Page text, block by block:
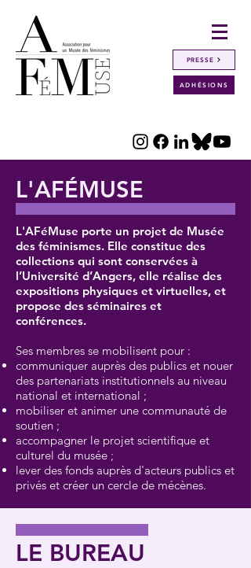
PRESSE
ADHÉSIONS
L'AFÉMUSE
L'AFéMuse porte un projet de Musée
des féminismes. Elle constitue des
collections qui sont conservées à
l’Université d’Angers, elle réalise des
expositions physiques et virtuelles, et
propose des séminaires et
conférences.
Ses membres se mobilisent pour :
communiquer auprès des publics et nouer
des partenariats institutionnels au niveau
national et international ;
mobiliser et animer une communauté de
soutien ;
accompagner le projet scientifique et
culturel du musée ;
lever des fonds auprès d'acteurs publics et
privés et créer un cercle de mécènes.
LE BUREAU